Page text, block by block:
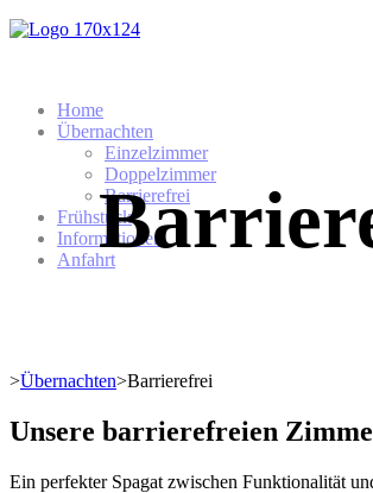
Home
Übernachten
Einzelzimmer
Doppelzimmer
Barrierefrei
Frühstück
Informationen
Anfahrt
>Übernachten>Barrierefrei
Unsere barrierefreien
Ein perfekter Spagat zwischen Funktionalität